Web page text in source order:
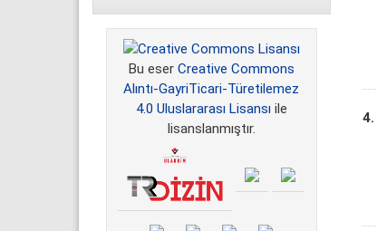
Bu eser Creative Commons
Alıntı-GayriTicari-Türetilemez
4.0 Uluslararası Lisansı ile
lisanslanmıştır.
4.